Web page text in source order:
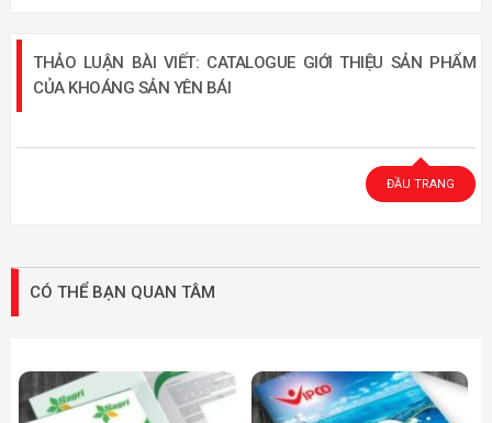
THẢO LUẬN BÀI VIẾT: CATALOGUE GIỚI THIỆU SẢN PHẨM
CỦA KHOÁNG SẢN YÊN BÁI
ĐẦU TRANG
CÓ THỂ BẠN QUAN TÂM